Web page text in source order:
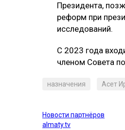
Президента,
реформ при
исследований.
С 2023 года
членом Совета
назначения Асет